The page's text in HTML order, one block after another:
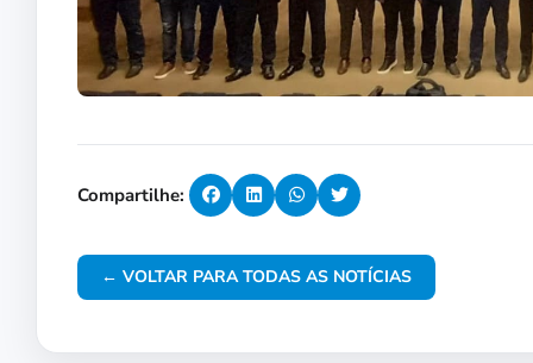
Compartilhe:
← VOLTAR PARA TODAS AS NOTÍCIAS